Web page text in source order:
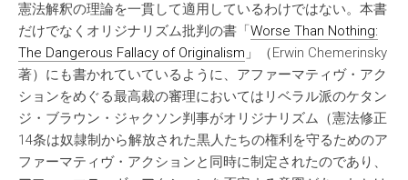
憲法解釈の理論を一貫して適用しているわけではない。本書
だけでなくオリジナリズム批判の書「Worse Than Nothing:
The Dangerous Fallacy of Originalism 」（Erwin Chemerinsky
著）にも書かれていているように、アファーマティヴ・アク
ションをめぐる最高裁の審理においてはリベラル派のケタン
ジ・ブラウン・ジャクソン判事がオリジナリズム（憲法修正
14条は奴隷制から解放された黒人たちの権利を守るためのア
ファーマティヴ・アクションと同時に制定されたのであり、